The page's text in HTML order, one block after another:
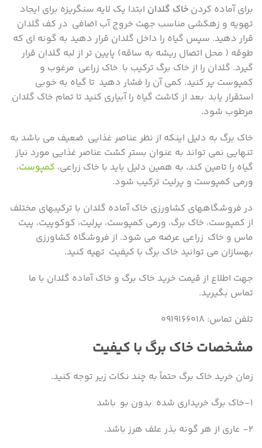
برای آماده کردن خاک گلدان ابتدا یک لایه سنگریزه برای ایجاد
تهویه و زهکشی مناسب جهت خروج آب اضافی در کف گلدان
قرار دهید. سپس گیاه را داخل گلدان قرار دهید به گونه ای که
طوقه ( محل اتصال ریشه به ساقه) پایین تر از لبه گلدان قرار
گیرد. گلدان را از خاک برگ ترکیب با خاک زراعی مرغوب و
کمپوست پر کنید. کمی آن را فشار دهید تا گیاه به خوبی
استقرار یابد بعد از کاشت گیاه را آبیاری کنید تا تمام خاک گلدان
مرطوب شود.
خاک برگ به دلیل اینکه از نظر عناصر غذایی ضعیف می باشد به
تنهایی نمی تواند به عنوان بستر کشت عناصر غذایی مورد نیاز
گیاه را تامین کند، به همین دلیل باید با خاک زراعی، کمپوست،
ورمی کمپوست و پرلیت ترکیب شود.
در فروشگاههای کشاورزی خاک آماده گلدان با ترکیبهای مختلف
از کمپوست، خاک برگ، ورمی کمپوست، پرلیت، کوکوپیت، پیت
ماس و خاک زراعی عرضه می شود. از فروشگاه کشاورزی
بهسازان می توانید خاک برگ با کیفیت تهیه کنید.
جهت اطلاع از قیمت خرید خاک برگ و خاک آماده گلدان با ما
تماس بگیرید.
تلفن تماس: ۰۹۱۹۱۶۶۰۱۸
مشخصات خاک برگ با کیفیت
زمان خرید خاک برگ حتماً به چند نکات زیر توجه کنید.
۱-خاک برگ خریداری شده بدون بو باشد
۲- عاری از هر گونه بذر علف هرز باشد.